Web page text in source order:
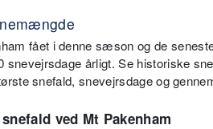
fået i denne sæson og de
snevejrsdage årligt. Se historiske
snefald, snevejrsdage og
ved Mt Pakenham